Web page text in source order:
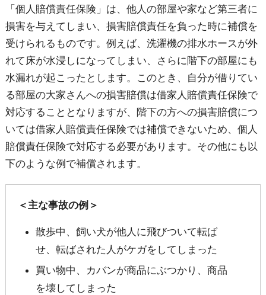
「個人賠償責任保険」は、他人の部屋や家など第三者に
損害を与えてしまい、損害賠償責任を負った時に補償を
受けられるものです。例えば、洗濯機の排水ホースが外
れて床が水浸しになってしまい、さらに階下の部屋にも
水漏れが起こったとします。このとき、自分が借りてい
る部屋の大家さんへの損害賠償は借家人賠償責任保険で
対応することとなりますが、階下の方への損害賠償につ
いては借家人賠償責任保険では補償できないため、個人
賠償責任保険で対応する必要があります。その他にも以
下のような例で補償されます。
＜主な事故の例＞
散歩中、飼い犬が他人に飛びついて転ば
せ、転ばされた人がケガをしてしまった
買い物中、カバンが商品にぶつかり、商品
を壊してしまった